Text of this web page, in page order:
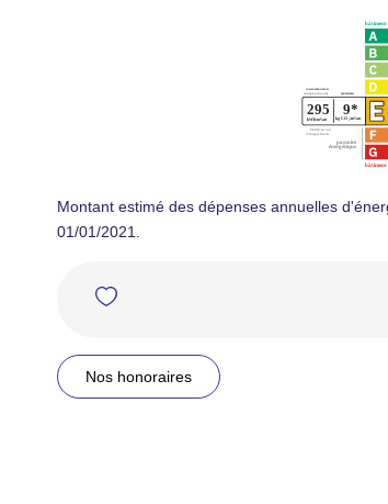
Montant estimé des dépenses annuelles
01/01/2021.
Nos honoraires